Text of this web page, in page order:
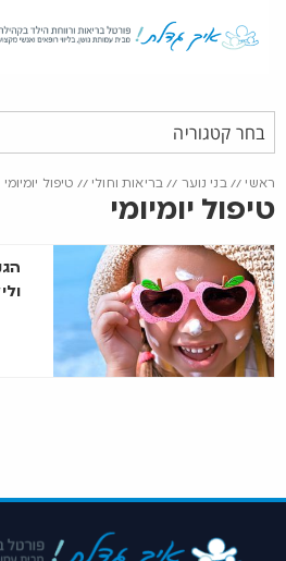
ראשי //בני נוער //בריאות וחולי // טיפול יומיומי
טיפול יומיומי